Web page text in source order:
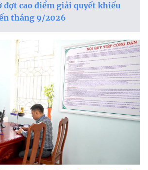
đợt cao điểm giải quyết khiếu
tháng 9/2026